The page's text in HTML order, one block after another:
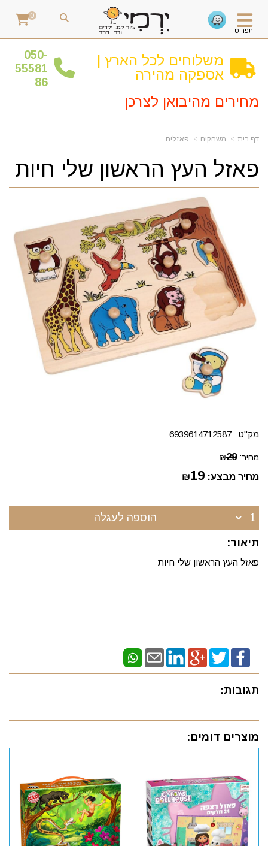
תפריט
0
משלוחים לכל הארץ |
אספקה מהירה
050-
55581
86
מחירים מהיבואן לצרכן
דף בית משחקים פאזלים
פאזל העץ הראשון שלי חיות
מק"ט : 6939614712587
מחיר: ₪29
מחיר מבצע: ₪19
הוספה לעגלה
תיאור:
פאזל העץ הראשון שלי חיות
תגובות:
מוצרים דומים: